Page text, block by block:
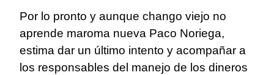
Por lo pronto y aunque chango viejo no
aprende maroma nueva Paco Noriega,
estima dar un último intento y acompañar a
los responsables del manejo de los dineros